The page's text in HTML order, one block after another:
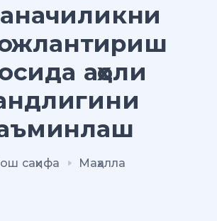
аҳоли
саҳифа Маҳалла